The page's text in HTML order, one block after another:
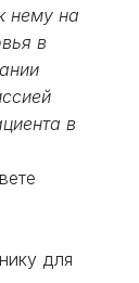
нему на
в
в
для